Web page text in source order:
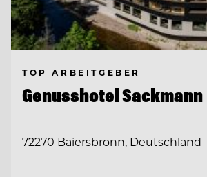
TOP ARBEITGEBER
Genusshotel Sackmann
72270 Baiersbronn, Deutschland